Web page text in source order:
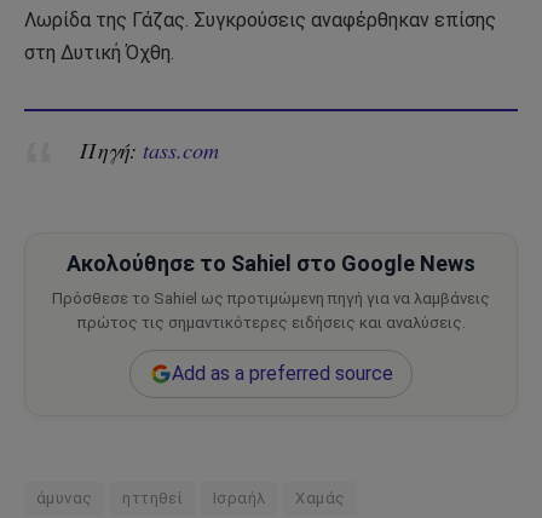
Λωρίδα της Γάζας. Συγκρούσεις αναφέρθηκαν επίσης
στη Δυτική Όχθη.
Πηγή: tass.com
Ακολούθησε το Sahiel στο Google News
Πρόσθεσε το Sahiel ως προτιμώμενη πηγή για να λαμβάνεις
πρώτος τις σημαντικότερες ειδήσεις και αναλύσεις.
Add as a preferred source
άμυνας ηττηθεί Ισραήλ Χαμάς